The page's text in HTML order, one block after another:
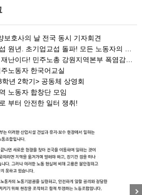
보호사의 날 전국 동시 기자회견
섭 돌파! 모든 노동자의 노동기본권 쟁취! 민주노총 7.15 총파업대회
다! 민주노총 강원지역본부 폭염감시단 선포 기자회견
노동자 한국어교실
년 2학기> 공동체 상영회
노동자 합창단 모임
부터 안전한 일터 쟁취!